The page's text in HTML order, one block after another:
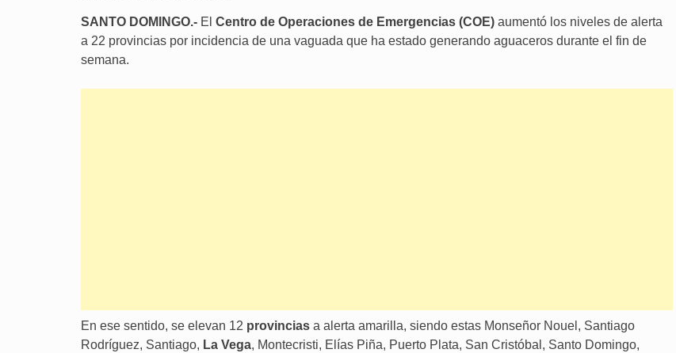
SANTO DOMINGO.- El Centro de Operaciones de Emergencias (COE) aumentó los niveles de alerta
a 22 provincias por incidencia de una vaguada que ha estado generando aguaceros durante el fin de
semana.
En ese sentido, se elevan 12 provincias a alerta amarilla, siendo estas Monseñor Nouel, Santiago
Rodríguez, Santiago, La Vega, Montecristi, Elías Piña, Puerto Plata, San Cristóbal, Santo Domingo,